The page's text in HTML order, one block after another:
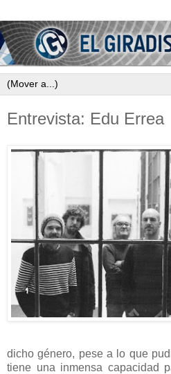
Entrevista: Edu Errea
dicho género, pese a lo que
tiene una inmensa capacidad